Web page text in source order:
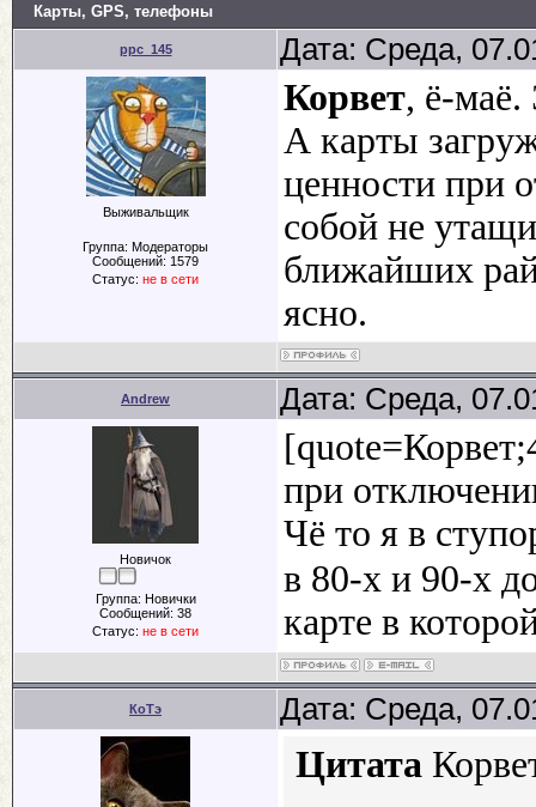
Карты, GPS, телефоны
ppc_145 Дата: Среда,
Выживальщик
Группа: Модераторы
Сообщений: 1579
Статус: не в сети
Корвет, ё-
А карты
ценности при
собой не
ближайших
ясно.
Andrew Дата: Среда,
Новичок
Группа: Новички
Сообщений: 38
Статус: не в сети
при
Чё то я в
в 80-х и 90-х
карте в
КоТэ Дата: Среда,
Цитата